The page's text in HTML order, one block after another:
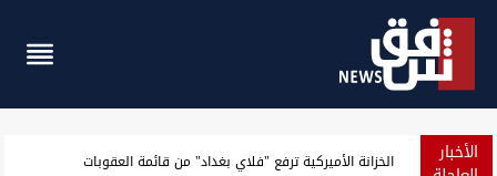
الأخبار الخزانة الأميركية ترفع "فلاي بغداد" من قائمة العقوبات